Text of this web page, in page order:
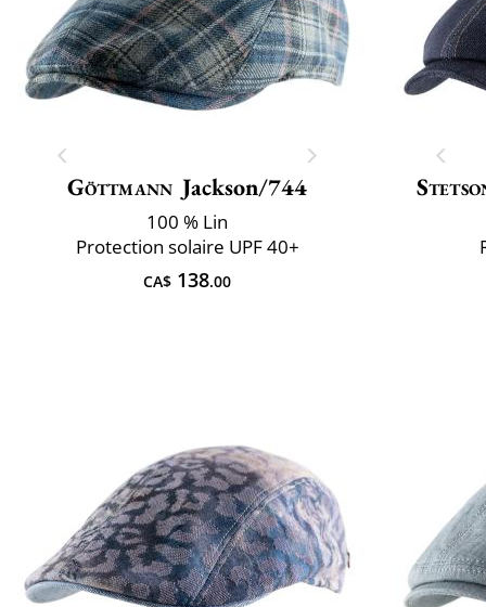
Göttmann Jackson/744
100 % Lin
Protection solaire UPF 40+
CA$ 138.00